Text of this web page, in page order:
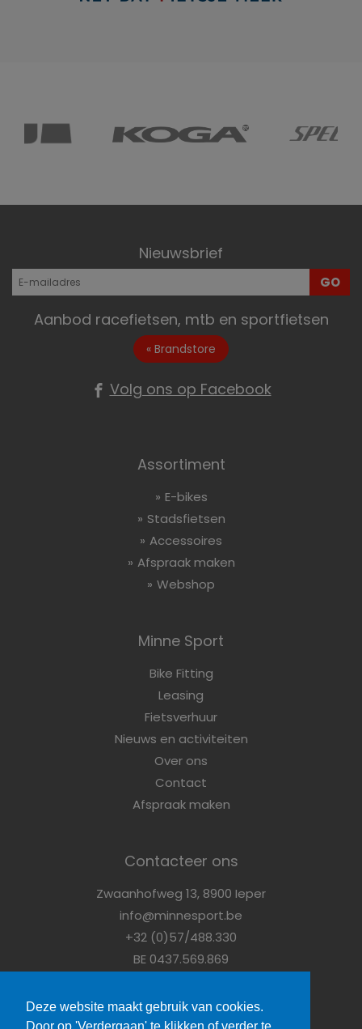
Deze website maakt gebruik van cookies.
Nieuwsbrief
GO
Aanbod racefietsen, mtb en sportfietsen
« Brandstore
Volg ons op Facebook
Assortiment
E-bikes
Stadsfietsen
Accessoires
Afspraak maken
Webshop
Minne Sport
Bike Fitting
Leasing
Fietsverhuur
Nieuws en activiteiten
Over ons
Contact
Afspraak maken
Contacteer ons
Zwaanhofweg 13, 8900 Ieper
info@minnesport.be
+32 (0)57/488.330
BE 0437.569.869